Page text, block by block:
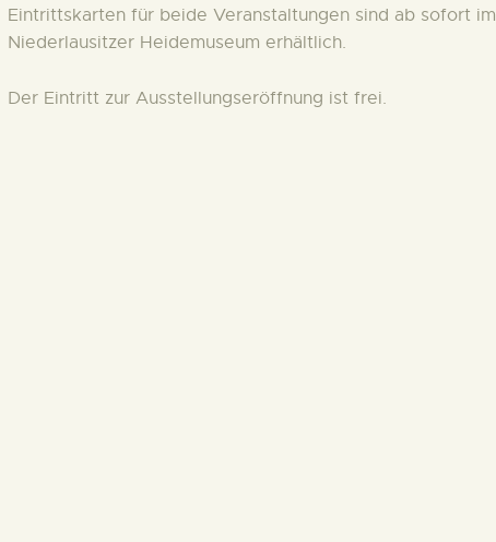
Eintrittskarten für beide Veranstaltungen sind ab sofort im
Niederlausitzer Heidemuseum erhältlich.
Der Eintritt zur Ausstellungseröffnung ist frei.